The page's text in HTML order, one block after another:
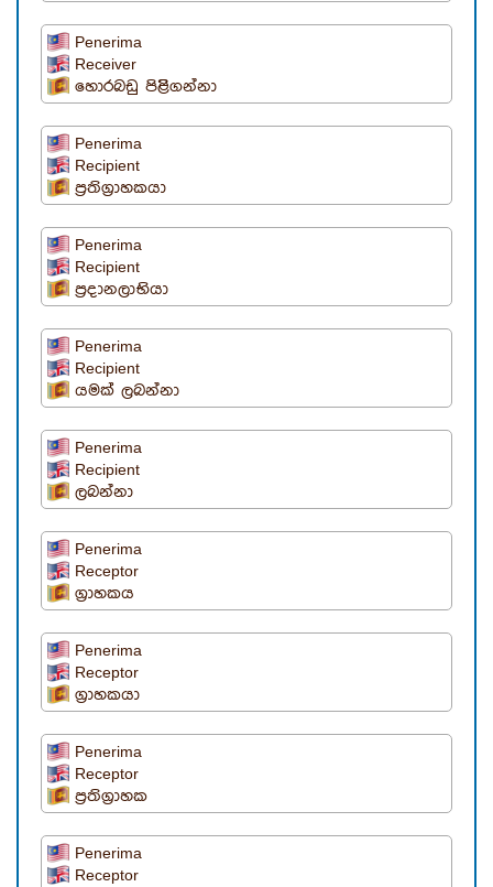
Penerima
Receiver
හොරබඩු පිළිිගන්නා
Penerima
Recipient
ප්‍රතිග්‍රාහකයා
Penerima
Recipient
ප්‍රදානලාභියා
Penerima
Recipient
යමක් ලබන්නා
Penerima
Recipient
ලබන්නා
Penerima
Receptor
ග්‍රාහකය
Penerima
Receptor
ග්‍රාහකයා
Penerima
Receptor
ප්‍රතිග්‍රාහක
Penerima
Receptor